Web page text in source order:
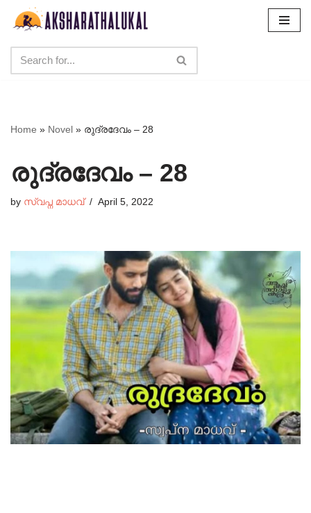
content
Home » Novel » രുദ്രദേവം – 28
രുദ്രദേവം – 28
by സ്വപ്ന മാധവ് April 5, 2022